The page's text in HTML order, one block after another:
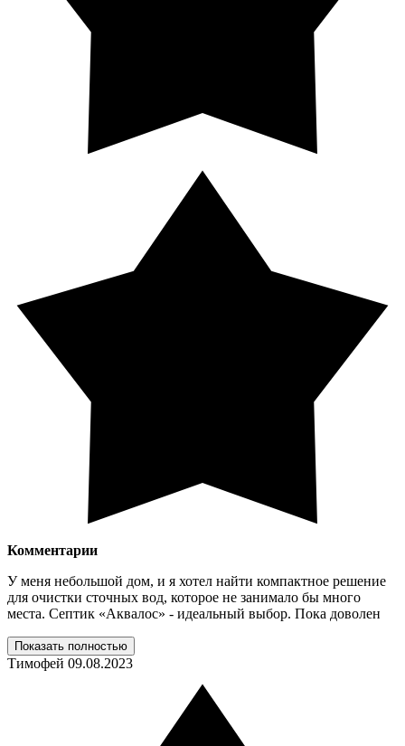
Комментарии
У меня небольшой дом, и я хотел найти компактное решение
для очистки сточных вод, которое не занимало бы много
места. Септик «Аквалос» - идеальный выбор. Пока доволен
Показать полностью
Тимофей 09.08.2023